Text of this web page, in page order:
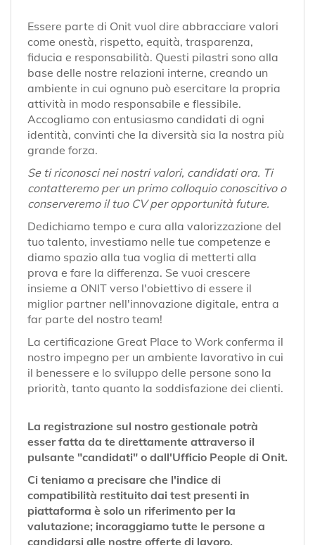
Essere parte di Onit vuol dire abbracciare valori
come onestà, rispetto, equità, trasparenza,
fiducia e responsabilità. Questi pilastri sono alla
base delle nostre relazioni interne, creando un
ambiente in cui ognuno può esercitare la propria
attività in modo responsabile e flessibile.
Accogliamo con entusiasmo candidati di ogni
identità, convinti che la diversità sia la nostra più
grande forza.
Se ti riconosci nei nostri valori, candidati ora. Ti
contatteremo per un primo colloquio conoscitivo o
conserveremo il tuo CV per opportunità future.
Dedichiamo tempo e cura alla valorizzazione del
tuo talento, investiamo nelle tue competenze e
diamo spazio alla tua voglia di metterti alla
prova e fare la differenza. Se vuoi crescere
insieme a ONIT verso l'obiettivo di essere il
miglior partner nell'innovazione digitale, entra a
far parte del nostro team!
La certificazione Great Place to Work conferma il
nostro impegno per un ambiente lavorativo in cui
il benessere e lo sviluppo delle persone sono la
priorità, tanto quanto la soddisfazione dei clienti.
La registrazione sul nostro gestionale potrà
esser fatta da te direttamente attraverso il
pulsante "candidati" o dall'Ufficio People di Onit.
Ci teniamo a precisare che l'indice di
compatibilità restituito dai test presenti in
piattaforma è solo un riferimento per la
valutazione; incoraggiamo tutte le persone a
candidarsi alle nostre offerte di lavoro.